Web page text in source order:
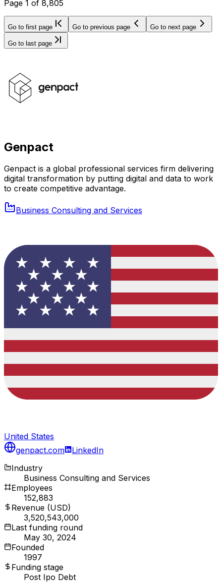
Page 1 of 8,805
Go to first page Go to previous page Go to next page
Go to last page
Genpact
Genpact is a global professional services firm delivering
digital transformation by putting digital and data to work
to create competitive advantage.
Business Consulting and Services
United States
genpact.com
LinkedIn
Industry
Business Consulting and Services
Employees
152,883
Revenue (USD)
3,520,543,000
Last funding round
May 30, 2024
Founded
1997
Funding stage
Post Ipo Debt